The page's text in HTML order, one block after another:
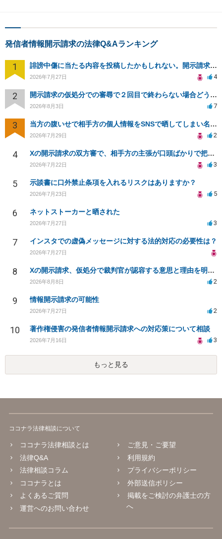
発信者情報開示請求の法律Q&Aランキング
1 誹謗中傷に当たる内容を投稿したかもしれない。開示請求や民事刑事裁判に発展しうるのか教えて欲しい。
2026年7月27日 4
2 開示請求の仮処分での審尋で２回目で終わらない場合どうしたらいいですか
2026年8月3日 7
3 当方の腹いせで相手方の個人情報をSNSで晒してしまい名誉毀損させてしまったかもしれない
2026年7月29日 2
4 Xの開示請求の双方審で、相手方の主張が口頭ばかりで把握しきれません
2026年7月22日 3
5 示談書に口外禁止条項を入れるリスクはありますか？
2026年7月23日 5
6 ネットストーカーと晒された
2026年7月27日 3
7 インスタでの虚偽メッセージに対する法的対応の必要性は？
2026年7月27日
8 Xの開示請求、仮処分で裁判官が認容する意思と理由を明確化しても、相手側は争って引き延ばしますか
2026年8月8日 2
9 情報開示請求の可能性
2026年7月27日 2
10 著作権侵害の発信者情報開示請求への対応策について相談
2026年7月16日 3
もっと見る
ココナラ法律相談について
ココナラ法律相談とは
法律Q&A
法律相談コラム
ココナラとは
よくあるご質問
運営へのお問い合わせ
ご意見・ご要望
利用規約
プライバシーポリシー
外部送信ポリシー
掲載をご検討の弁護士の方
へ